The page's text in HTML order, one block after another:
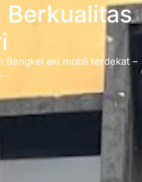
Berkualitas
Bengkel aki mobil terdekat –